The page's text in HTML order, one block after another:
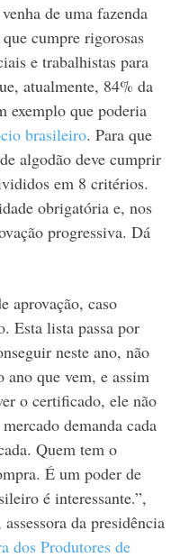
de uma fazenda
cumpre rigorosas
e trabalhistas para
atualmente, 84% da
exemplo que poderia
brasileiro. Para que
algodão deve cumprir
em 8 critérios.
obrigatória e, nos
progressiva. Dá
aprovação, caso
Esta lista passa por
neste ano, não
ano que vem, e assim
o certificado, ele não
demanda cada
Quem tem o
É um poder de
é interessante.”,
da presidência
dos Produtores de